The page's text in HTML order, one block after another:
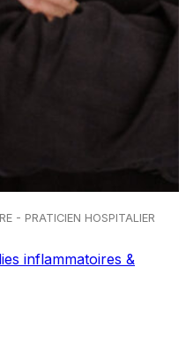
- PRATICIEN HOSPITALIER
inflammatoires &